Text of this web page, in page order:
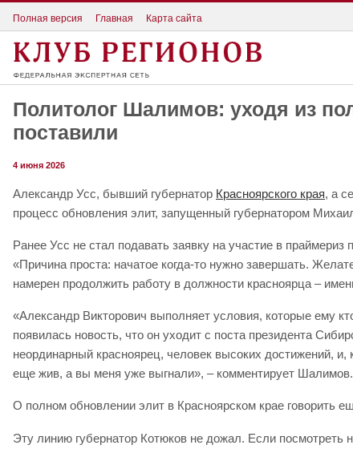
Полная версия Главная Карта сайта
Политолог Шалимов: уходя из
поставили
4 июня 2026
Александр Усс, бывший губернатор Красноярского края, а
процесс обновления элит, запущенный губернатором
Ранее Усс не стал подавать заявку на участие в
«Причина проста: начатое когда-то нужно завершать.
намерен продолжить работу в должности красноярца –
«Александр Викторович выполняет условия, которые ему
появилась новость, что он уходит с поста президента
неординарный красноярец, человек высоких достижений, и,
еще жив, а вы меня уже выгнали», – комментирует Шалимов.
О полном обновлении элит в Красноярском крае говорить
Эту линию губернатор Котюков не дожал. Если посмотреть